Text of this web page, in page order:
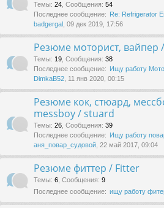
Темы: 24 Сообщения: 54
Последнее сообщение: Re: Refrigerator
badgergal , 09 дек 2019, 17:56
Резюме моторист, вайпер
Темы: 19 Сообщения: 38
Последнее сообщение: Ищу работу
DimkaB52 , 11 янв 2020, 00:15
Резюме кок, стюард,
messboy / stuard
Темы: 26 Сообщения: 39
Последнее сообщение: Ищу работу
аня_повар_судовой , 22 май 2017, 09:04
Резюме фиттер / Fitter
Темы: 6 Сообщения: 9
Последнее сообщение: ищу работу